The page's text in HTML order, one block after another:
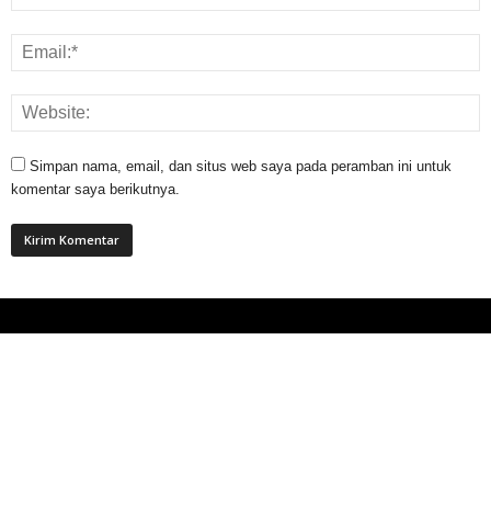
Simpan nama, email, dan situs web saya pada peramban ini untuk
komentar saya berikutnya.